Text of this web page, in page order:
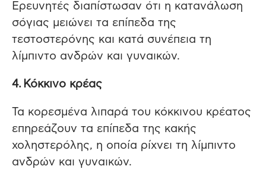
Ερευνητές διαπίστωσαν ότι η κατανάλωση
σόγιας μειώνει τα επίπεδα της
τεστοστερόνης και κατά συνέπεια τη
λίμπιντο ανδρών και γυναικών.
4. Κόκκινο κρέας
Τα κορεσμένα λιπαρά του κόκκινου κρέατος
επηρεάζουν τα επίπεδα της κακής
χοληστερόλης, η οποία ρίχνει τη λίμπιντο
ανδρών και γυναικών.